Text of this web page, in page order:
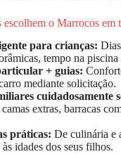
escolhem o Marrocos em
para crianças:
tempo na
+ guias:
mediante solicitação.
cuidadosamente
extras, barracas
práticas: De culinária e
idades dos seus filhos.